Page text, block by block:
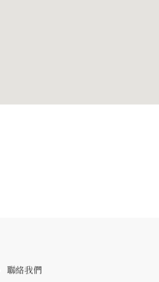
聯絡我們